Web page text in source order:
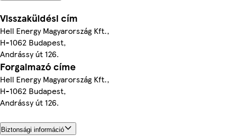
Visszaküldési cím
Hell Energy Magyarország Kft.,
H-1062 Budapest,
Andrássy út 126.
Forgalmazó címe
Hell Energy Magyarország Kft.,
H-1062 Budapest,
Andrássy út 126.
Biztonsági információ